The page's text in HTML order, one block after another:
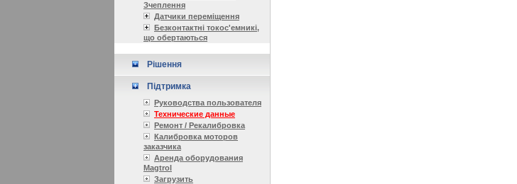
Зчеплення
Датчики переміщення
Безконтактні токос'емникі,
що обертаються
Рішення
Підтримка
Руководства пользователя
Технические данные
Ремонт / Рекалибровка
Калибровка моторов
заказчика
Аренда оборудования
Magtrol
Загрузить